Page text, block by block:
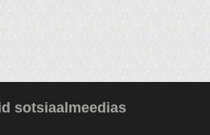
sotsiaalmeedias